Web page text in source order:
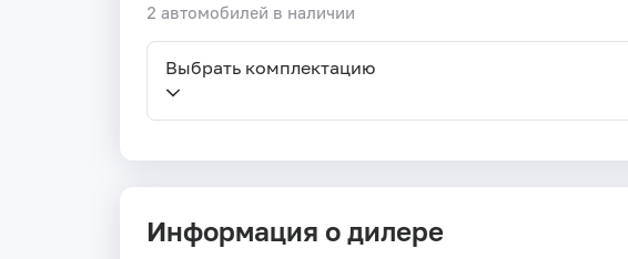
2 автомобилей в наличии
Выбрать комплектацию
Информация о дилере